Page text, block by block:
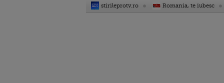
stirileprotv.ro Romania, te iubesc